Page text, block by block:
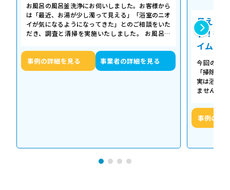
お風呂の風呂釜洗浄にお伺いしました。お客様から
は「最近、お湯が少し濁って見える」「浴室のニオ
イが気になるようになってきた」とのご相談をいた
だき、調査と清掃を実施いたしました。 お風呂の
事例の詳細を見る 事業者の詳細を見る
見えな
ト！徹
イム
今回の作
「掃除し
実は浴槽
ません。
事例の詳